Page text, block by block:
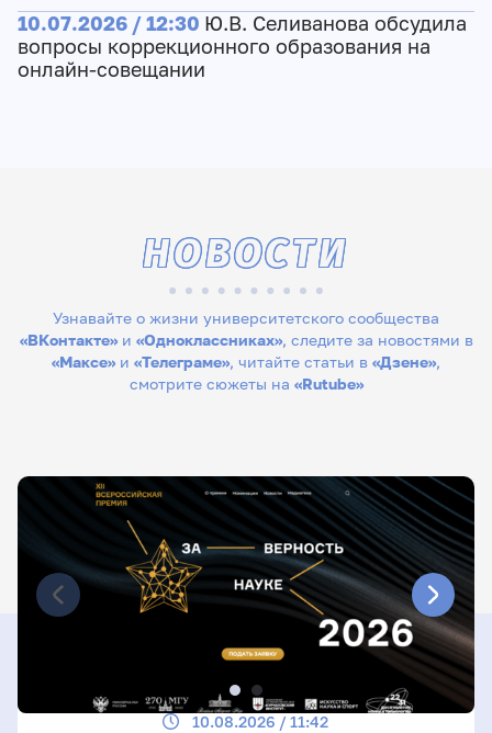
10.07.2026 / 12:30 Ю.В. Селиванова обсудила
вопросы коррекционного образования на
онлайн-совещании
Узнавайте о жизни университетского сообщества
«ВКонтакте»и «Одноклассниках», следите за новостями в
«Максе» и «Телеграме», читайте статьи в «Дзене»,
смотрите сюжеты на «Rutube»
НОВОСТИ
10.08.2026 / 11:42